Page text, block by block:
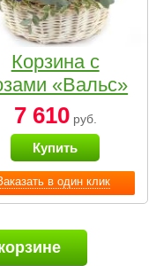
в один клик
Корзина с
«Вальс»
7 610руб.
Купить